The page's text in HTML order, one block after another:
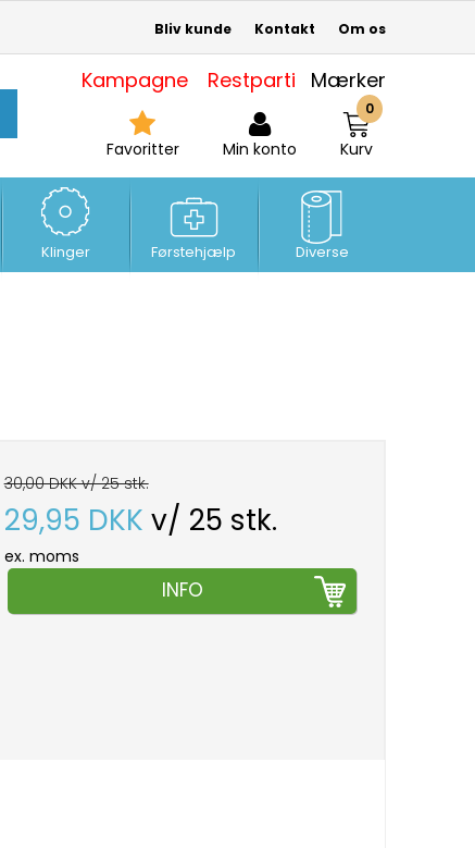
Bliv kunde Kontakt Om os
Kampagne Restparti Mærker
Favoritter Min konto
0
Kurv
Klinger Førstehjælp Diverse
30,00 DKK v/ 25 stk.
29,95 DKK v/ 25 stk.
ex. moms
INFO